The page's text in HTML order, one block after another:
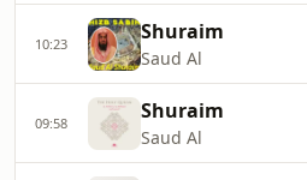
10:23 Shuraim
Saud Al
09:58 Shuraim
Saud Al